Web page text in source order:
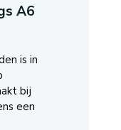
A6
is in
bij
een